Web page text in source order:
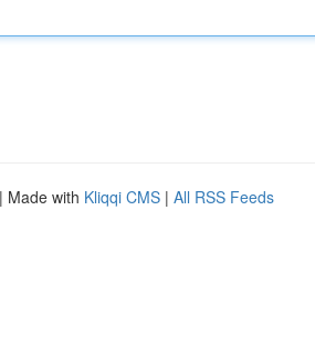
| Made with Kliqqi CMS | All RSS Feeds